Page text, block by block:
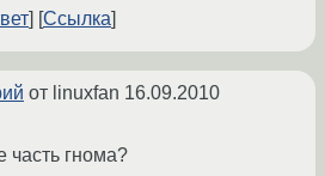
Ссылка
от linuxfan 16.09.2010
часть гнома?